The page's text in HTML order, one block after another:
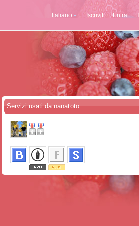
Italiano Iscriviti Entra
Servizi usati da nanatoto